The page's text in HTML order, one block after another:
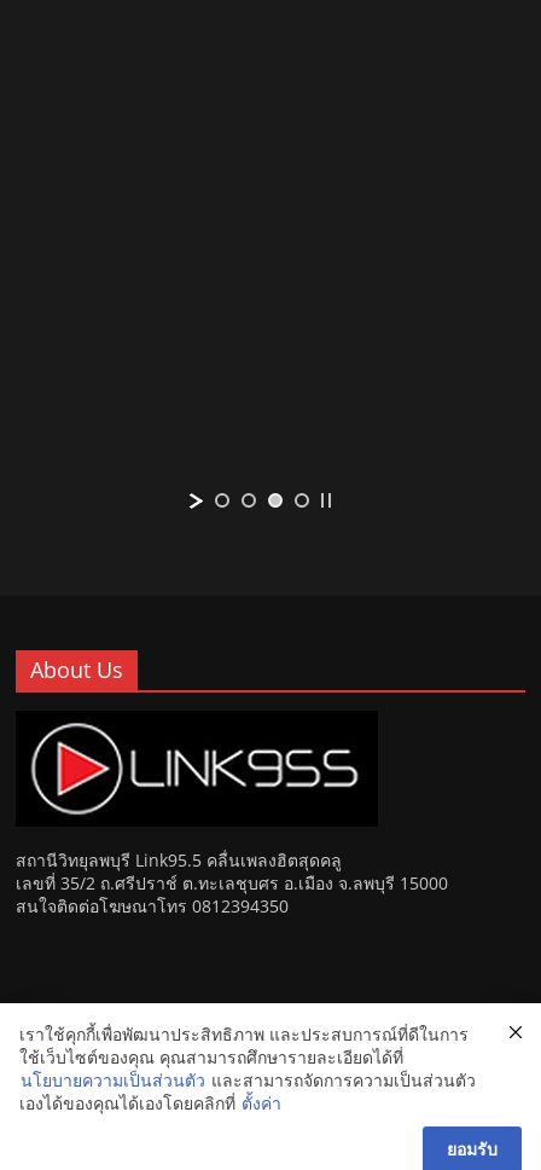
About Us
สถานีวิทยุลพบุรี Link95.5 คลื่นเพลงฮิตสุดคลู
เลขที่ 35/2 ถ.ศรีปราช์ ต.ทะเลชุบศร อ.เมือง จ.ลพบุรี 15000
สนใจติดต่อโฆษณาโทร 0812394350
Copyright © 2026Link 95.5 คลื่นเพลงฮิตสุดคูล สถานีวิทยุ FM
ลพบุรี . All rights reserved.
เราใช้คุกกี้เพื่อพัฒนาประสิทธิภาพ และประสบการณ์ที่ดีในการ
ใช้เว็บไซต์ของคุณ คุณสามารถศึกษารายละเอียดได้ที่
นโยบายความเป็นส่วนตัว และสามารถจัดการความเป็นส่วนตัว
เองได้ของคุณได้เองโดยคลิกที่ ตั้งค่า
ยอมรับ